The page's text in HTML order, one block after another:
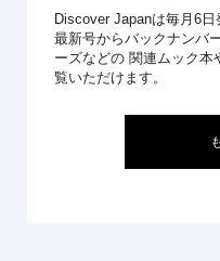
Discover Japanは毎月6日
最新号からバックナンバ
ーズなどの 関連ムック
覧いただけます。